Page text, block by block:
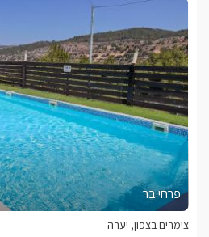
בוקר כפרית מפנקת.
חשוב לדעת
הבריכות מחוממת בחודשי החורף
לצפייה באטרקציות ומסעדות
לשקיעה -לחצו כאן
פרחי בר
צימרים בצפון, יערה